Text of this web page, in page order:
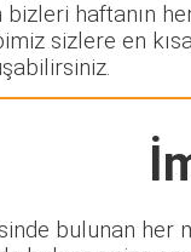
haftanın
sizlere en
bulunan her